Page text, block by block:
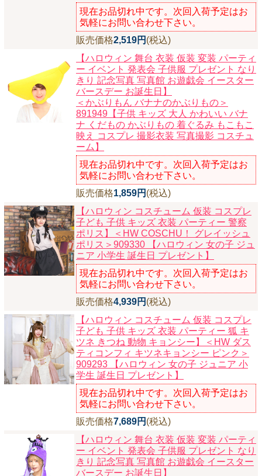
現在お品切れ中です。次回入荷予定はお
気軽にお問い合わせ下さい。
販売価格2,519円 (税込)
【ハロウィン 舞台 衣装 仮装 変装 パーティ
ー イベント 発表会 子供服 プレゼント なり
きり 記念写真 写真館 お遊戯会 イースター
バースデー お誕生日】
＜かぶりもん バナナのかぶりもの＞
891949【子供 キッズ 大人 かわいい バナ
ナ くだもの かぶりもの 着ぐるみ もこもこ
映え コスプレ 撮影衣装 写真撮影 コスチュ
ーム】
現在お品切れ中です。次回入荷予定はお
気軽にお問い合わせ下さい。
販売価格1,859円 (税込)
【ハロウィン コスチューム 仮装 コスプレ
子ども 子供 キッズ 衣装 パーティー 警察
ポリス】
＜HW COSCHU！ グレイッシュ
ポリス＞909330 【ハロウィン 女の子 ジュ
ニア 小学生 誕生日 プレゼント】
現在お品切れ中です。次回入荷予定はお
気軽にお問い合わせ下さい。
販売価格4,939円 (税込)
【ハロウィン コスチューム 仮装 コスプレ
子ども 子供 キッズ 衣装 パーティー 狐 キ
ツネ きつね 動物 キョンシー】
＜HW ダス
ティコンフィ キツネキョンシー ピンク＞
909293 【ハロウィン 女の子 ジュニア 小
学生 誕生日 プレゼント】
現在お品切れ中です。次回入荷予定はお
気軽にお問い合わせ下さい。
販売価格7,689円 (税込)
【ハロウィン 舞台 衣装 仮装 変装 パーティ
ー イベント 発表会 子供服 プレゼント なり
きり 記念写真 写真館 お遊戯会 イースター
バースデー お誕生日】